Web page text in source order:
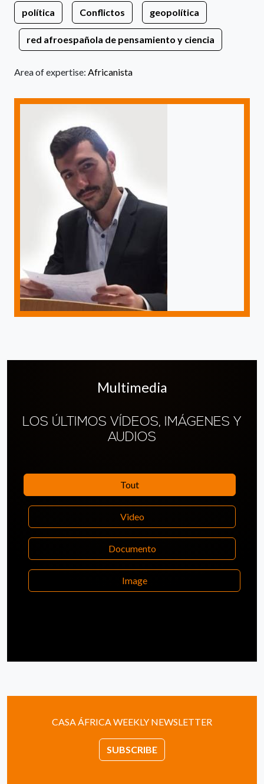
política Conflictos geopolítica
red afroespañola de pensamiento y ciencia
Area of expertise: Africanista
Multimedia
LOS ÚLTIMOS VÍDEOS, IMÁGENES Y
AUDIOS
Tout
Video
Documento
Image
CASA ÁFRICA WEEKLY NEWSLETTER
SUBSCRIBE